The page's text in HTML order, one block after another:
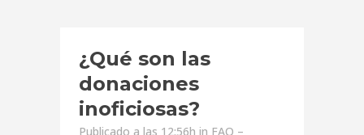
¿Qué son las
donaciones
inoficiosas?
Publicado a las 12:56h in FAQ –